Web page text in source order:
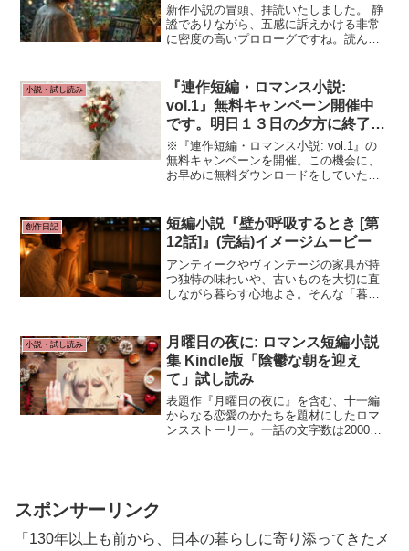
新作小説の冒頭、拝読いたしました。 静
謐でありながら、五感に訴えかける非常
に密度の高いプロローグですね。読んで
地になりました。
小説・試し読み
『連作短編・ロマンス小説:
vol.1』無料キャンペーン開催中
です。明日１３日の夕方に終了し
ます。
※『連作短編・ロマンス小説: vol.1』の
無料キャンペーンを開催。この機会に、
お早めに無料ダウンロードをしていただ
ードのご協力、ご支援、よろしくお願い
致します。
創作日記
短編小説『壁が呼吸するとき [第
12話]』(完結)イメージムービー
アンティークやヴィンテージの家具が持
つ独特の味わいや、古いものを大切に直
しながら暮らす心地よさ。そんな「暮ら
る物語です。小説『壁が呼吸するとき』
は、第一章からこの最終章まで、noteに
て全編無料公開しております。
小説・試し読み
月曜日の夜に: ロマンス短編小説
集 Kindle版「陰鬱な朝を迎え
て」試し読み
表題作『月曜日の夜に』を含む、十一編
からなる恋愛のかたちを題材にしたロマ
ンスストーリー。一話の文字数は2000～
スポンサーリンク
「130年以上も前から、日本の暮らしに寄り添ってきたメ